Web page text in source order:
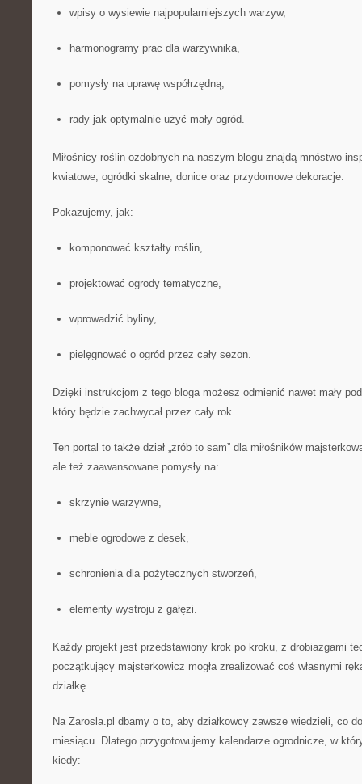
wpisy o wysiewie najpopularniejszych warzyw,
harmonogramy prac dla warzywnika,
pomysły na uprawę współrzędną,
rady jak optymalnie użyć mały ogród.
Miłośnicy roślin ozdobnych na naszym blogu znajdą mnóstwo
kwiatowe, ogródki skalne, donice oraz przydomowe dekoracje.
Pokazujemy, jak:
komponować kształty roślin,
projektować ogrody tematyczne,
wprowadzić byliny,
pielęgnować o ogród przez cały sezon.
Dzięki instrukcjom z tego bloga możesz odmienić nawet mały
który będzie zachwycał przez cały rok.
Ten portal to także dział „zrób to sam” dla miłośników
ale też zaawansowane pomysły na:
skrzynie warzywne,
meble ogrodowe z desek,
schronienia dla pożytecznych stworzeń,
elementy wystroju z gałęzi.
Każdy projekt jest przedstawiony krok po kroku, z drobiazgami
początkujący majsterkowicz mogła zrealizować coś własnymi
działkę.
Na Zarosla.pl dbamy o to, aby działkowcy zawsze wiedzieli, co
miesiącu. Dlatego przygotowujemy kalendarze ogrodnicze, w
kiedy: